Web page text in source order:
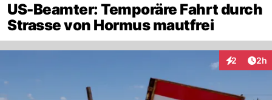
US-Beamter: Temporäre Fahrt durch
Strasse von Hormus mautfrei
2 2h